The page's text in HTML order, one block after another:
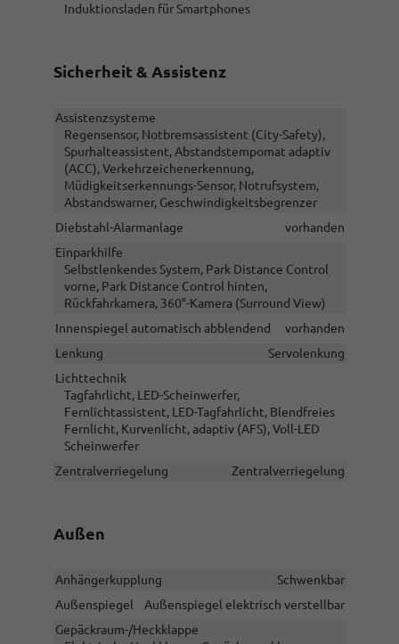
Induktionsladen für Smartphones
Sicherheit & Assistenz
Assistenzsysteme
Regensensor, Notbremsassistent (City-Safety),
Spurhalteassistent, Abstandstempomat adaptiv
(ACC), Verkehrzeichenerkennung,
Müdigkeitserkennungs-Sensor, Notrufsystem,
Abstandswarner, Geschwindigkeitsbegrenzer
Diebstahl-Alarmanlage
vorhanden
Einparkhilfe
Selbstlenkendes System, Park Distance Control
vorne, Park Distance Control hinten,
Rückfahrkamera, 360°-Kamera (Surround View)
Innenspiegel automatisch abblendend
vorhanden
Lenkung
Servolenkung
Lichttechnik
Tagfahrlicht, LED-Scheinwerfer,
Fernlichtassistent, LED-Tagfahrlicht, Blendfreies
Fernlicht, Kurvenlicht, adaptiv (AFS), Voll-LED
Scheinwerfer
Zentralverriegelung
Zentralverriegelung
Außen
Anhängerkupplung
Schwenkbar
Außenspiegel
Außenspiegel elektrisch verstellbar
Gepäckraum-/Heckklappe